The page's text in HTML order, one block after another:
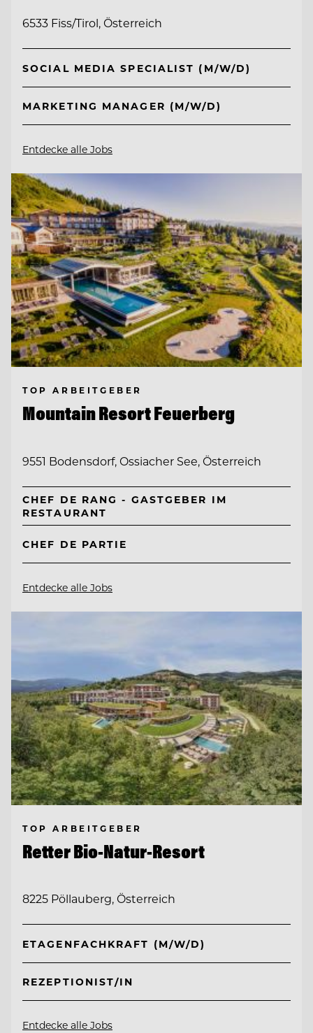
6533 Fiss/Tirol, Österreich
SOCIAL MEDIA SPECIALIST (M/W/D)
MARKETING MANAGER (M/W/D)
Entdecke alle Jobs
TOP ARBEITGEBER
Mountain Resort Feuerberg
9551 Bodensdorf, Ossiacher See, Österreich
CHEF DE RANG - GASTGEBER IM
RESTAURANT
CHEF DE PARTIE
Entdecke alle Jobs
TOP ARBEITGEBER
Retter Bio-Natur-Resort
8225 Pöllauberg, Österreich
ETAGENFACHKRAFT (M/W/D)
REZEPTIONIST/IN
Entdecke alle Jobs